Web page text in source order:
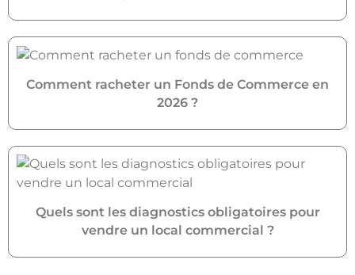
Comment racheter un Fonds de Commerce en
2026 ?
Quels sont les diagnostics obligatoires pour
vendre un local commercial ?